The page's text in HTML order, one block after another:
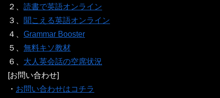
２、 読書で英語オンライン
３、
聞こえる英語オンライン
４、 Grammar Booster
５、 無料キソ教材
６、 大人英会話の空席状況
[お問い合わせ]
・ お問い合わせはコチラ